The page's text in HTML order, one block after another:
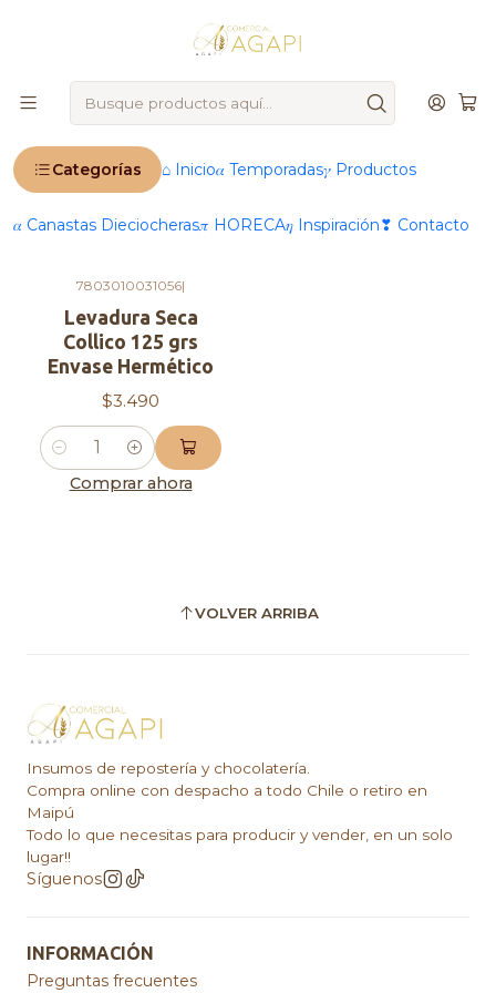
Categorías ⌂ Inicio𝛼 Temporadas𝛾 Productos
𝛼 Canastas Dieciocheras𝜋 HORECA𝜂 Inspiración❣ Contacto
IMPORTANTE: Ahora operamos 100 % online 🚨
Inicio Productos ®️ Marcas Collico
7803010031056|
Levadura Seca
Collico 125 grs
Envase Hermético
$3.490
Cantidad
Comprar ahora
VOLVER ARRIBA
Insumos de repostería y chocolatería.
Compra online con despacho a todo Chile o retiro en
Maipú
Todo lo que necesitas para producir y vender, en un solo
lugar!!
Síguenos
INFORMACIÓN
Preguntas frecuentes